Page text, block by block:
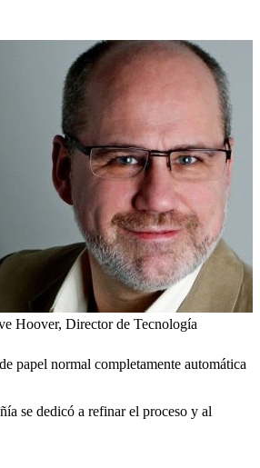
Hoover, Director de Tecnología
papel normal completamente automática
se dedicó a refinar el proceso y al